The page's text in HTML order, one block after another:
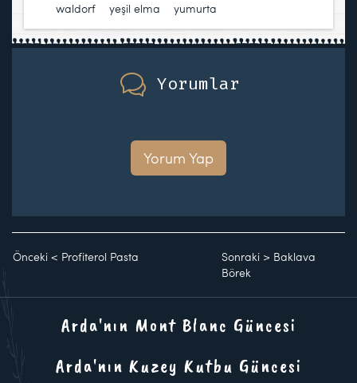
waldorf
yeşil elma yumurta
Yorumlar
Yorum Yap
Önceki < Profiterol Pasta Sonraki > Baklava
Börek
Arda'nın Mont Blanc Güncesi
Arda'nın Kuzey Kutbu Güncesi